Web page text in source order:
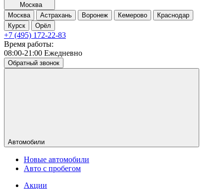
Москва
Москва
Астрахань Воронеж Кемерово
Краснодар
Курск
Орёл
+7 (495) 172-22-83
Время работы:
08:00-21:00 Ежедневно
Обратный звонок
Автомобили
Новые автомобили
Авто с пробегом
Акции